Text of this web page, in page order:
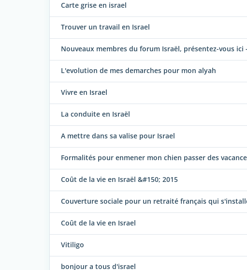
Carte grise en israel
Trouver un travail en Israel
Nouveaux membres du forum Israël, présentez-vous ici
L'evolution de mes demarches pour mon alyah
Vivre en Israel
La conduite en Israël
A mettre dans sa valise pour Israel
Formalités pour enmener mon chien passer des
Coût de la vie en Israël &#150; 2015
Couverture sociale pour un retraité français qui
Coût de la vie en Israel
Vitiligo
bonjour a tous d'israel